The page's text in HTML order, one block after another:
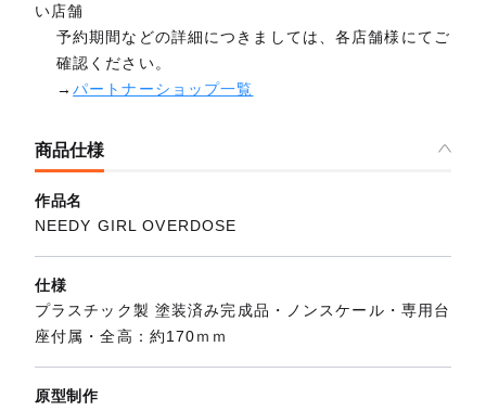
い店舗
予約期間などの詳細につきましては、各店舗様にてご
確認ください。
→パートナーショップ一覧
商品仕様
作品名
NEEDY GIRL OVERDOSE
仕様
プラスチック製 塗装済み完成品・ノンスケール・専用台
座付属・全高：約170ｍｍ
原型制作